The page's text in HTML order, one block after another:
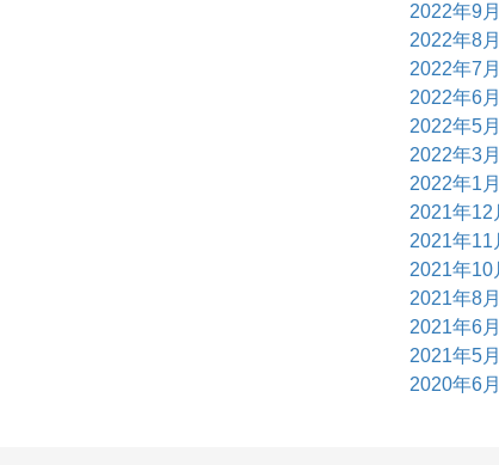
2022年9
2022年8
2022年7
2022年6
2022年5
2022年3
2022年1
2021年12
2021年11
2021年10
2021年8
2021年6
2021年5
2020年6